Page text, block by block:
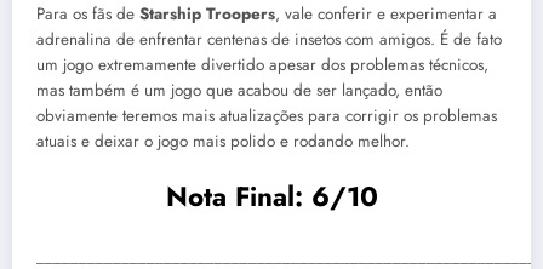
Para os fãs de Starship Troopers, vale conferir e experimentar a
adrenalina de enfrentar centenas de insetos com amigos. É de fato
um jogo extremamente divertido apesar dos problemas técnicos,
mas também é um jogo que acabou de ser lançado, então
obviamente teremos mais atualizações para corrigir os problemas
atuais e deixar o jogo mais polido e rodando melhor.
Nota Final: 6/10